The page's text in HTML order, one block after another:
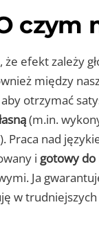
czym
że efekt zależy
między
otrzymać
(m.in.
Praca nad
i gotowy
Ja
w